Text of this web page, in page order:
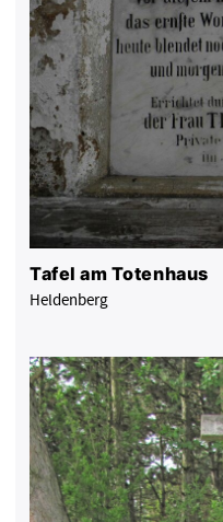
Tafel am Totenhaus
Heldenberg